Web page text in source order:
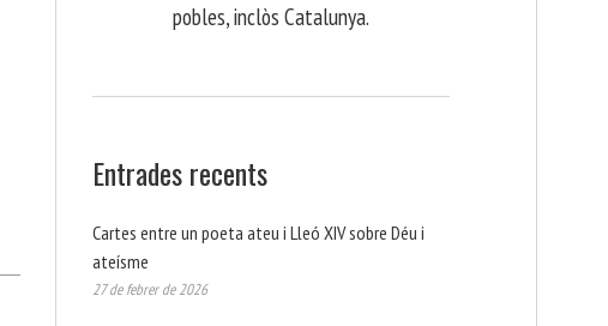
pobles, inclòs Catalunya.
Entrades recents
Cartes entre un poeta ateu i Lleó XIV sobre Déu i
ateísme
27 de febrer de 2026